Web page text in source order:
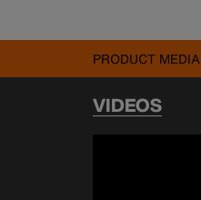
PRODUCT MEDIA
VIDEOS